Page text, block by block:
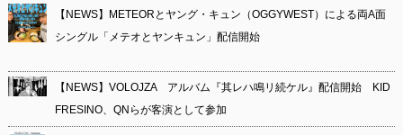
【NEWS】METEORとヤング・キュン（OGGYWEST）による両A面
シングル「メテオとヤンキュン」配信開始
【NEWS】VOLOJZA アルバム『其レハ鳴リ続ケル』配信開始 KID
FRESINO、QNらが客演として参加